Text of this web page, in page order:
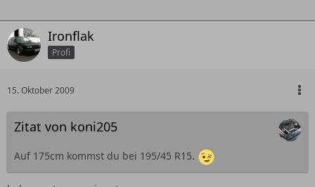
Ironflak
Profi
15. Oktober 2009
Zitat von koni205
Auf 175cm kommst du bei 195/45 R15.